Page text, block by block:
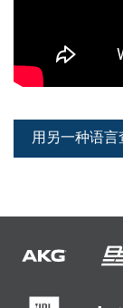
用另一种语